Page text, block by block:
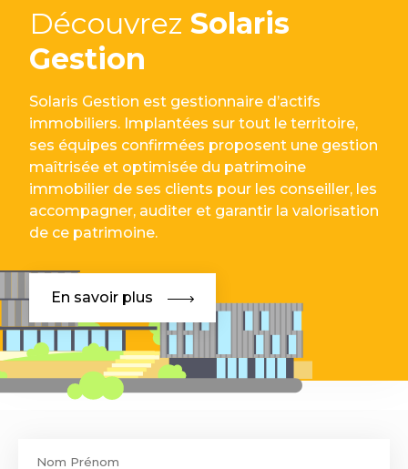
Découvrez Solaris
Gestion
Solaris Gestion est gestionnaire d’actifs
immobiliers. Implantées sur tout le territoire,
ses équipes confirmées proposent une gestion
maîtrisée et optimisée du patrimoine
immobilier de ses clients pour les conseiller, les
accompagner, auditer et garantir la valorisation
de ce patrimoine.
En savoir plus
footer